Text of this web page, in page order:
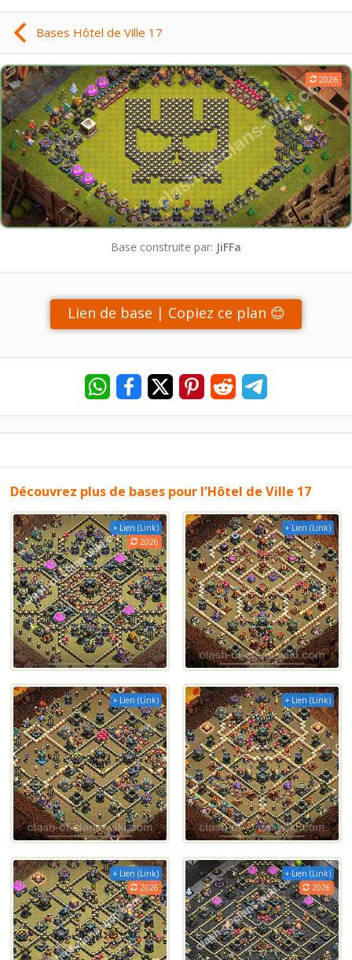
Bases Hôtel de Ville 17
2026
Base construite par: JiFFa
Lien de base | Copiez ce plan 😊
Découvrez plus de bases pour l'Hôtel de Ville 17
+ Lien (Link)
2026
+ Lien (Link)
+ Lien (Link) + Lien (Link)
+ Lien (Link)
2026
+ Lien (Link)
2026